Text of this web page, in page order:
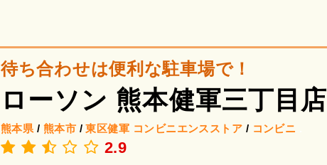
待ち合わせは便利な駐車場で！
ローソン 熊本健軍三丁目店
熊本県 / 熊本市 /東区健軍 コンビニエンスストア / コンビニ
2.9